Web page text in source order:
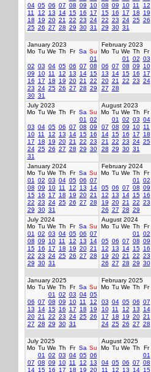
04 05 06 07 08 09
10
11
12 13 14 15 16
17
18
19 20 21 22 23 24
25 26 27 28 29 30 31
08 09 10 11 12
15 16 17 18 19
22 23 24 25 26
29 30 31
January 2023
Mo Tu We Th Fr Sa Su
01
02 03 04 05 06 07 08
09
10 11 12 13 14 15
16
17 18 19 20 21
22
23 24 25 26 27 28 29
30 31
February 2023
Mo Tu We Th Fr
01
02 03
06 07 08 09 10
13
14 15 16 17
20 21 22 23 24
27 28
July 2023
Mo Tu We Th Fr Sa Su
01
02
03 04 05 06 07 08 09
10 11 12 13 14 15 16
17
18 19 20 21 22 23
24 25 26 27 28 29 30
31
August 2023
Mo Tu We Th Fr
01
02 03 04
07 08 09 10 11
14 15 16 17 18
21
22 23 24 25
28 29 30 31
January 2024
Mo Tu We Th Fr Sa Su
01
02 03 04 05 06 07
08 09 10 11 12 13
14
15 16 17 18 19 20 21
22 23 24 25 26 27 28
29 30 31
February 2024
Mo Tu We Th Fr
01
02
05 06 07 08 09
12
13 14 15 16
19 20 21 22 23
26 27 28 29
July 2024
Mo Tu We Th Fr Sa Su
01
02 03 04 05 06 07
08 09 10 11 12 13
14
15 16 17 18 19 20 21
22 23 24 25 26 27 28
29 30 31
August 2024
Mo Tu We Th Fr
01
02
05 06 07 08 09
12
13 14 15 16
19 20 21 22 23
26 27 28 29 30
January 2025
Mo Tu We Th Fr Sa Su
01
02 03 04 05
06 07 08 09 10 11
12
13
14 15 16 17 18
19
20 21 22 23 24 25 26
27 28 29 30 31
February 2025
Mo Tu We Th Fr
03 04 05 06 07
10 11 12 13 14
17
18 19 20 21
24 25 26 27 28
July 2025
Mo Tu We Th Fr Sa Su
01
02 03 04 05 06
07 08 09 10 11 12
13
14 15 16 17 18 19 20
August 2025
Mo Tu We Th Fr
01
04 05 06 07 08
11
12 13 14 15